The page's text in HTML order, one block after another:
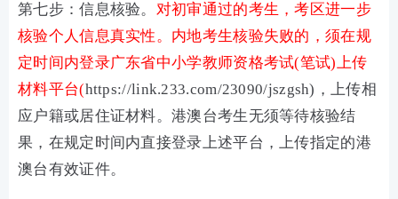
第七步：信息核验。 对初审通过的考生，考区进一步
核验个人信息真实性。内地考生核验失败的，须在规
定时间内登录广东省中小学教师资格考试(笔试)上传
材料平台(https://link.233.com/23090/jszgsh)，上传相
应户籍或居住证材料。港澳台考生无须等待核验结
果，在规定时间内直接登录上述平台，上传指定的港
澳台有效证件。